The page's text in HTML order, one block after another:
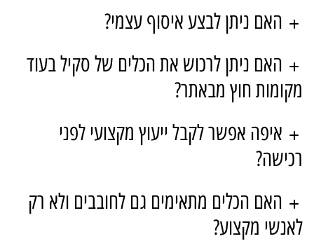
האם ניתן לבצע איסוף עצמי?
האם ניתן לרכוש את הכלים של סקיל בעוד
מקומות חוץ מבאתר?
איפה אפשר לקבל ייעוץ מקצועי לפני
רכישה?
האם הכלים מתאימים גם לחובבים ולא רק
לאנשי מקצוע?